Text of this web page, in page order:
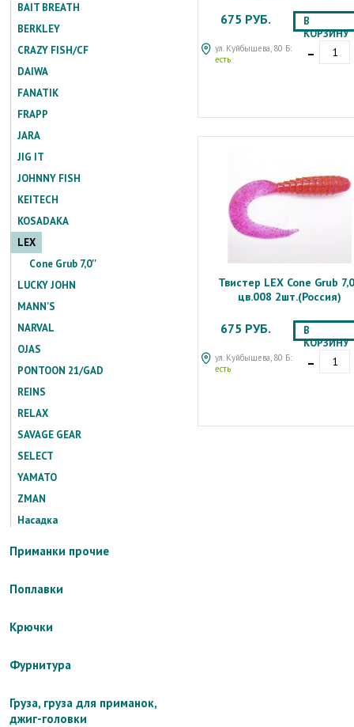
BAIT BREATH
BERKLEY
CRAZY FISH/CF
DAIWA
FANATIK
FRAPP
JARA
JIG IT
JOHNNY FISH
KEITECH
KOSADAKA
LEX
Cone Grub 7,0''
LUCKY JOHN
MANN'S
NARVAL
OJAS
PONTOON 21/GAD
REINS
RELAX
SAVAGE GEAR
SELECT
YAMATO
ZMAN
Насадка
Приманки прочие
Поплавки
Крючки
Фурнитура
Груза, груза для приманок,
джиг-головки
675 РУБ.
ул. Куйбышева, 80 Б:
есть
В
КОРЗИНУ
-
Твистер LEX Cone Grub
цв.008 2шт.(Россия)
675 РУБ.
ул. Куйбышева, 80 Б:
есть
В
КОРЗИНУ
-